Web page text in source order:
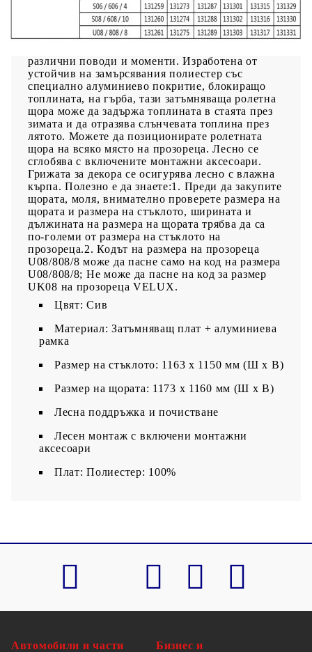
прозорец е подходяща за всяка стая във вашия
дом или офис. С централен механизъм за
издърпване, тя може да се регулира отдолу
различни поводи и моменти. Изработена от
устойчив на замърсявания полиестер със
специално алуминиево покритие, блокиращо
топлината, на гърба, тази затъмняваща ролетна
щора може да задържа топлината в стаята през
зимата и да отразява слънчевата топлина през
лятото. Можете да позиционирате ролетната
щора на всяко място на прозореца. Лесно се
сглобява с включените монтажни аксесоари.
Грижата за декора се осигурява лесно с влажна
кърпа. Полезно е да знаете:1. Преди да закупите
щората, моля, внимателно проверете размера на
щората и размера на стъклото, ширината и
дължината на размера на щората трябва да са
по-големи от размера на стъклото на
прозореца.2. Кодът на размера на прозореца
U08/808/8 може да пасне само на код на размера
U08/808/8; Не може да пасне на код за размер
UK08 на прозореца VELUX.
Цвят: Сив
Материал: Затъмняващ плат + алуминиева
рамка
Размер на стъклото: 1163 x 1150 мм (Ш x В)
Размер на щората: 1173 x 1160 мм (Ш x В)
Лесна поддръжка и почистване
Лесен монтаж с включени монтажни
аксесоари
Плат: Полиестер: 100%
Автомобили и части
Бизнес и